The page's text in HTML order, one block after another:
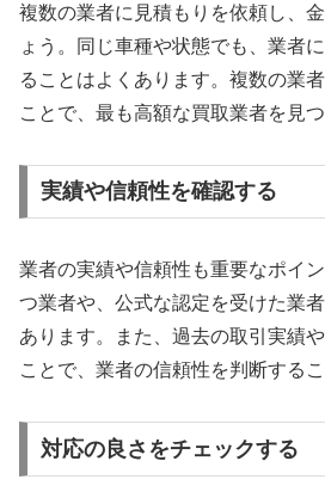
複数の業者に見積もりを依頼し、
ょう。同じ車種や状態でも、業者
ることはよくあります。複数の業
ことで、最も高額な買取業者を見
実績や信頼性を確認する
業者の実績や信頼性も重要なポイ
つ業者や、公式な認定を受けた業
あります。また、過去の取引実績
ことで、業者の信頼性を判断するこ
対応の良さをチェックする